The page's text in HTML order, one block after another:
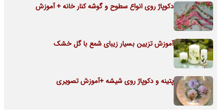
دکوپاژ روی انواع سطوح و گوشه کنار خانه + آموزش
آموزش تزیین بسیار زیبای شمع با گل خشک
پتینه و دکوپاژ روی شیشه +آموزش تصویری